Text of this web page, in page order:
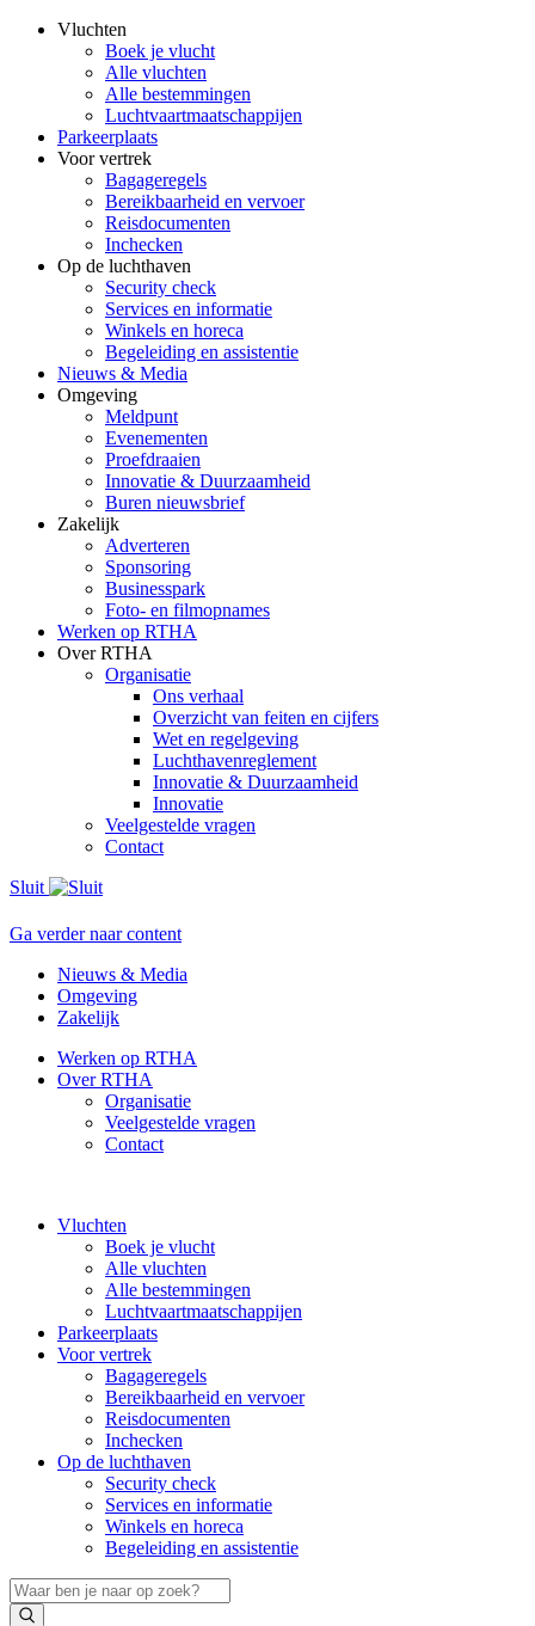
Vluchten
Boek je vlucht
Alle vluchten
Alle bestemmingen
Luchtvaartmaatschappijen
Parkeerplaats
Voor vertrek
Bagageregels
Bereikbaarheid en vervoer
Reisdocumenten
Inchecken
Op de luchthaven
Security check
Services en informatie
Winkels en horeca
Begeleiding en assistentie
Nieuws & Media
Omgeving
Meldpunt
Evenementen
Proefdraaien
Innovatie & Duurzaamheid
Buren nieuwsbrief
Zakelijk
Adverteren
Sponsoring
Businesspark
Foto- en filmopnames
Werken op RTHA
Over RTHA
Organisatie
Ons verhaal
Overzicht van feiten en cijfers
Wet en regelgeving
Luchthavenreglement
Innovatie & Duurzaamheid
Innovatie
Veelgestelde vragen
Contact
Sluit
Ga verder naar content
Nieuws & Media
Omgeving
Zakelijk
Werken op RTHA
Over RTHA
Organisatie
Veelgestelde vragen
Contact
Vluchten
Boek je vlucht
Alle vluchten
Alle bestemmingen
Luchtvaartmaatschappijen
Parkeerplaats
Voor vertrek
Bagageregels
Bereikbaarheid en vervoer
Reisdocumenten
Inchecken
Op de luchthaven
Security check
Services en informatie
Winkels en horeca
Begeleiding en assistentie